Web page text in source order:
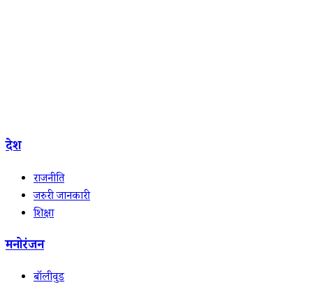
देश
राजनीति
जरुरी जानकारी
शिक्षा
मनोरंजन
बॉलीवुड